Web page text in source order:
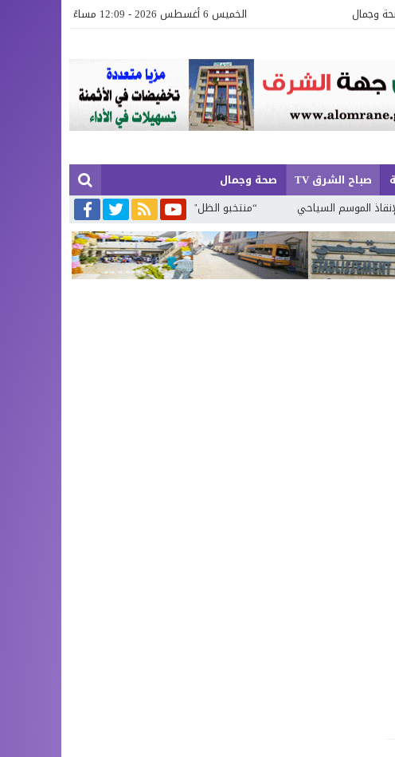
وجمال الخميس 6 أغسطس 2026 - 12:09 مساءً
صباح الشرق TV
صحة وجمال
السياحي “منتخبو الظل” لا تلمس لهم أثرا في ميدان ولا تراهم في